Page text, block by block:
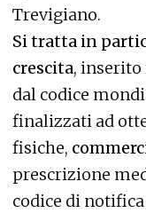
Trevigiano.
Si tratta in
crescita,
dal codice
finalizzati ad
fisiche,
prescrizione
codice di